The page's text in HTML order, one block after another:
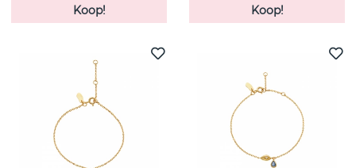
Koop!
Koop!